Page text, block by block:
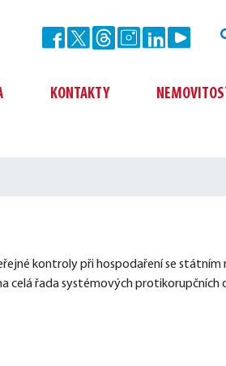
KONTAKTY
kontroly při hospodaření se
celá řada systémových protikorupčních